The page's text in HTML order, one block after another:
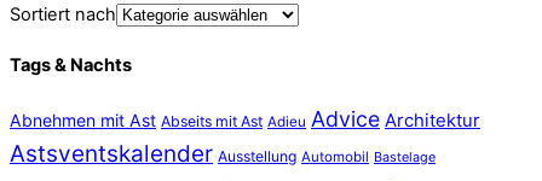
Sortiert nach
Tags & Nachts
Abnehmen mit Ast Abseits mit Ast Adieu Advice Architektur
Astsventskalender Ausstellung Automobil Bastelage